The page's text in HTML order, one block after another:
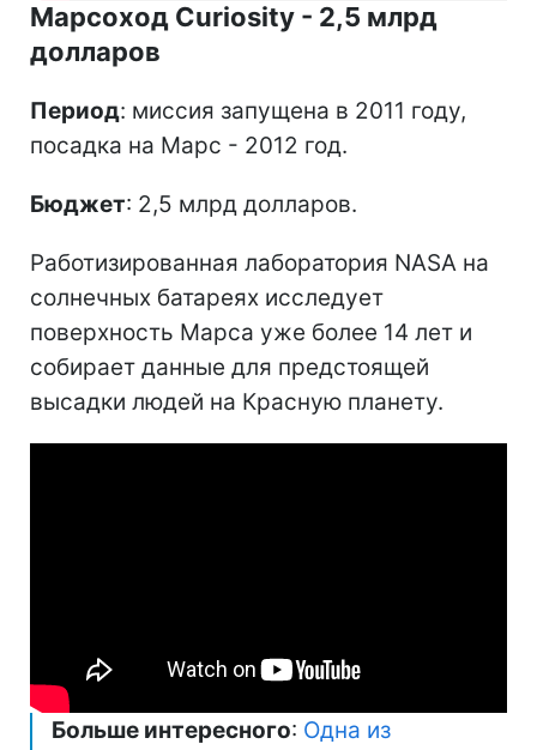
Марсоход Curiosity - 2,5 млрд
долларов
Период: миссия запущена в 2011 году,
посадка на Марс - 2012 год.
Бюджет: 2,5 млрд долларов.
Работизированная лаборатория NASA на
солнечных батареях исследует
поверхность Марса уже более 14 лет и
собирает данные для предстоящей
высадки людей на Красную планету.
Больше интересного: Одна из